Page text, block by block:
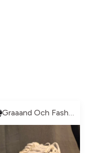
Graaand Och Fashion